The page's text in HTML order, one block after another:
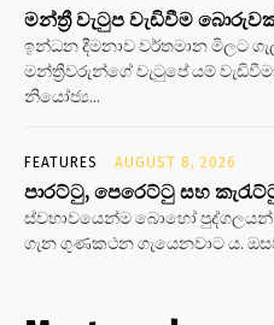
මන්ත්‍රී වැටුප වැඩිවීම
ඉන්ධන දීමනාව වර්තමාන මිලට
මන්ත්‍රීවරුන්ගේ වැටුපේ යම්
නියෝජ්‍ය...
FEATURES AUGUST 8, 2026
පාරට්ටු, පෙරෙට්ටු සහ
ස්වභාවයෙන්ම බොහෝ පුද්ගලයන්
ගැන ගුණකථන ගැයෙනවාට ය.